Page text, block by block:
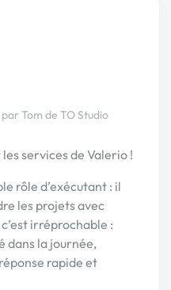
Tom de TO Studio
services de Valerio !
rôle d’exécutant : il
les projets avec
irréprochable :
dans la journée,
rapide et